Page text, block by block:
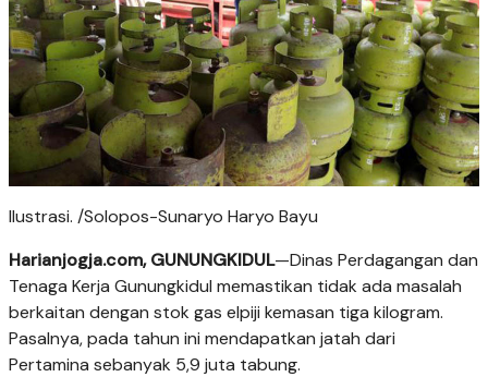
Ilustrasi. /Solopos-Sunaryo Haryo Bayu
Harianjogja.com, GUNUNGKIDUL—Dinas Perdagangan dan
Tenaga Kerja Gunungkidul memastikan tidak ada masalah
berkaitan dengan stok gas elpiji kemasan tiga kilogram.
Pasalnya, pada tahun ini mendapatkan jatah dari
Pertamina sebanyak 5,9 juta tabung.